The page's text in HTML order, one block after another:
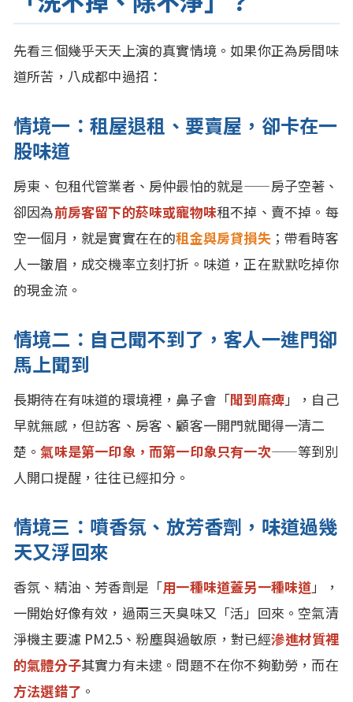
先看三個幾乎天天上演的真實情境。如果你正為房間味
道所苦，八成都中過招：
情境一：租屋退租、要賣屋，卻卡在一
股味道
房東、包租代管業者、房仲最怕的就是——房子空著、
卻因為前房客留下的菸味或寵物味租不掉、賣不掉。每
空一個月，就是實實在在的租金與房貸損失；帶看時客
人一皺眉，成交機率立刻打折。味道，正在默默吃掉你
的現金流。
情境二：自己聞不到了，客人一進門卻
馬上聞到
長期待在有味道的環境裡，鼻子會「聞到麻痺」，自己
早就無感，但訪客、房客、顧客一開門就聞得一清二
楚。氣味是第一印象，而第一印象只有一次——等到別
人開口提醒，往往已經扣分。
情境三：噴香氛、放芳香劑，味道過幾
天又浮回來
香氛、精油、芳香劑是「用一種味道蓋另一種味道」，
一開始好像有效，過兩三天臭味又「活」回來。空氣清
淨機主要濾 PM2.5、粉塵與過敏原，對已經滲進材質裡
的氣體分子其實力有未逮。問題不在你不夠勤勞，而在
方法選錯了 。